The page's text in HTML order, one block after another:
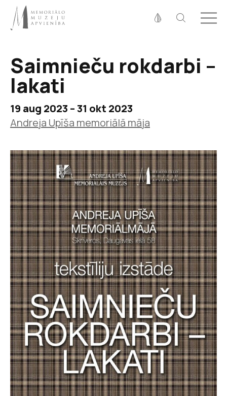
100%
150%
Kontrasts
Saimnieču rokdarbi –
lakati
19 aug 2023 – 31 okt 2023
Andreja Upīša memoriālā māja